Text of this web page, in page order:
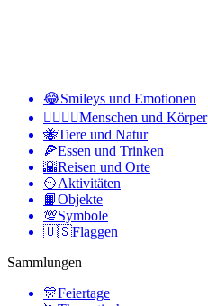
😂Smileys und Emotionen
👩‍❤️‍💋‍👨Menschen und Körper
🐝Tiere und Natur
🍕Essen und Trinken
🌇Reisen und Orte
🥎Aktivitäten
📙Objekte
💯Symbole
🇺🇸Flaggen
Sammlungen
🎊Feiertage